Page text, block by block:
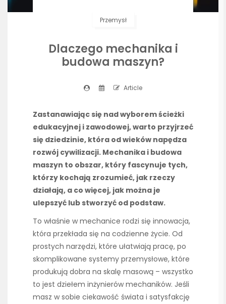
Przemysł
Dlaczego mechanika i
budowa maszyn?
Article
Zastanawiając się nad wyborem ścieżki
edukacyjnej i zawodowej, warto przyjrzeć
się dziedzinie, która od wieków napędza
rozwój cywilizacji. Mechanika i budowa
maszyn to obszar, który fascynuje tych,
którzy kochają zrozumieć, jak rzeczy
działają, a co więcej, jak można je
ulepszyć lub stworzyć od podstaw.
To właśnie w mechanice rodzi się innowacja,
która przekłada się na codzienne życie. Od
prostych narzędzi, które ułatwiają pracę, po
skomplikowane systemy przemysłowe, które
produkują dobra na skalę masową – wszystko
to jest dziełem inżynierów mechaników. Jeśli
masz w sobie ciekawość świata i satysfakcję